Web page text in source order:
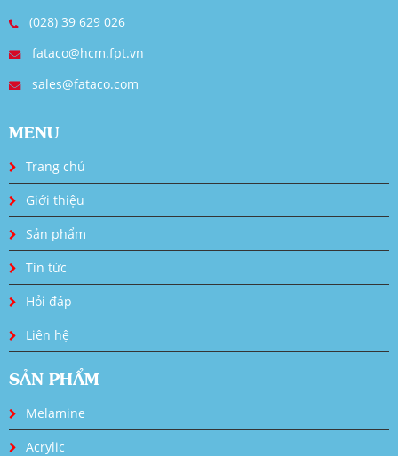
(028) 39 629 026
fataco@hcm.fpt.vn
sales@fataco.com
MENU
Trang chủ
Giới thiệu
Sản phẩm
Tin tức
Hỏi đáp
Liên hệ
SẢN PHẨM
Melamine
Acrylic